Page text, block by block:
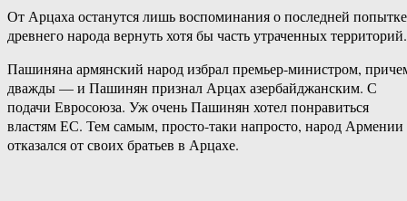
От Арцаха останутся лишь воспоминания о последней попытке
древнего народа вернуть хотя бы часть утраченных территорий.
Пашиняна армянский народ избрал премьер-министром,
дважды — и Пашинян признал Арцах азербайджанским. С
подачи Евросоюза. Уж очень Пашинян хотел понравиться
властям ЕС. Тем самым, просто-таки напросто, народ Армении
отказался от своих братьев в Арцахе.